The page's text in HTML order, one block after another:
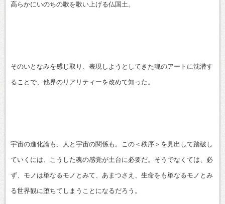
高らかにいのちの歌を歌い上げる仏国土。
そのいとなみを感じ取り、表現しようとしてきた魂のアートに沈潜す
ることで、他界のリアリティーを改めて知った。
宇宙の進化論も、人と宇宙の関係も。この＜秩序＞を見出して踏破し
ていくには、こうした魂の感覚が土台に必要だ。そうでなくては、必
ず、モノは単なるモノとみて、あまつさえ、生命をも単なるモノとみ
る世界観に堕ちてしまうことになるだろう。